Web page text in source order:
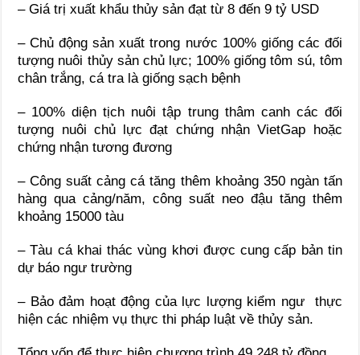
– Giá trị xuất khẩu thủy sản đạt từ 8 đến 9 tỷ USD
– Chủ động sản xuất trong nước 100% giống các đối
tượng nuôi thủy sản chủ lực; 100% giống tôm sú, tôm
chân trắng, cá tra là giống sạch bệnh
– 100% diện tịch nuôi tập trung thâm canh các đối
tượng nuôi chủ lực đạt chứng nhận VietGap hoặc
chứng nhận tương đương
– Công suất cảng cá tăng thêm khoảng 350 ngàn tấn
hàng qua cảng/năm, công suất neo đậu tăng thêm
khoảng 15000 tàu
– Tàu cá khai thác vùng khơi được cung cấp bản tin
dự báo ngư trường
– Bảo đảm hoạt động của lực lượng kiểm ngư thực
hiện các nhiệm vụ thực thi pháp luật về thủy sản.